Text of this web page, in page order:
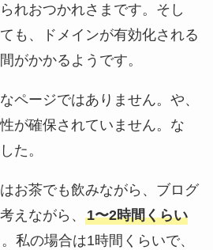
れおつかれさまです。そし
も、ドメインが有効化される
がかかるようです。
ページではありません。や、
が確保されていません。な
た。
お茶でも飲みながら、ブログ
えながら、
1〜2時間くらい
私の場合は1時間くらいで、